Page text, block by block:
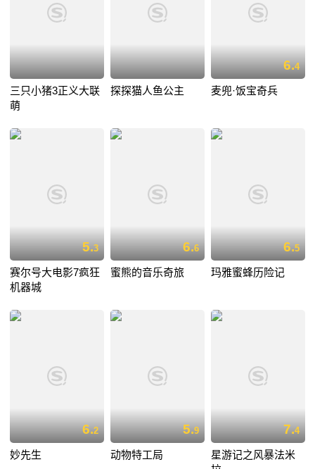
三只小猪3正义大联
萌
探探猫人鱼公主
6.4
麦兜·饭宝奇兵
5.3
赛尔号大电影7疯狂
机器城
6.6
蜜熊的音乐奇旅
6.5
玛雅蜜蜂历险记
6.2
妙先生
5.9
动物特工局
7.4
星游记之风暴法米